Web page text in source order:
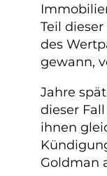
Teil
des
gewann,
Jahre
dieser
ihnen
Goldman